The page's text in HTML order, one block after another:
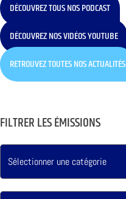
DÉCOUVREZ TOUS NOS PODCAST
DÉCOUVREZ NOS VIDÉOS YOUTUBE
RETROUVEZ TOUTES NOS ACTUALITÉS
FILTRER LES ÉMISSIONS